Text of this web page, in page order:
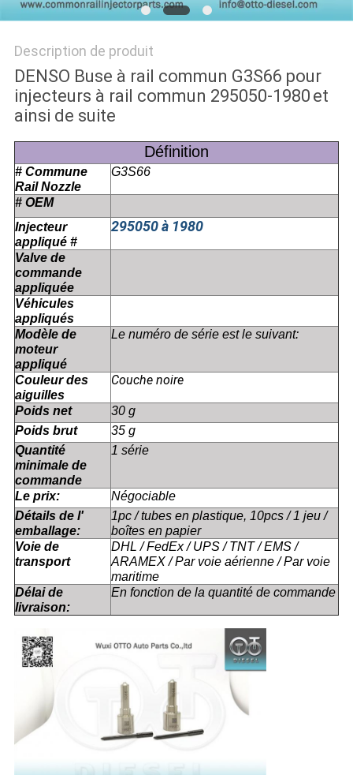
Description de produit
DENSO Buse à rail commun G3S66 pour
injecteurs à rail commun 295050-1980 et
ainsi de suite
Définition
# Commune
Rail Nozzle
G3S66
# OEM
Injecteur
appliqué #
295050 à 1980
Valve de
commande
appliquée
Véhicules
appliqués
Modèle de
moteur
appliqué
Le numéro de série est le suivant:
Couleur des
aiguilles
Couche noire
Poids net
30 g
Poids brut
35 g
Quantité
minimale de
commande
1 série
Le prix:
Négociable
Détails de l'
emballage:
1pc / tubes en plastique, 10pcs / 1 jeu /
boîtes en papier
Voie de
transport
DHL / FedEx / UPS / TNT / EMS /
ARAMEX / Par voie aérienne / Par voie
maritime
Délai de
livraison:
En fonction de la quantité de commande